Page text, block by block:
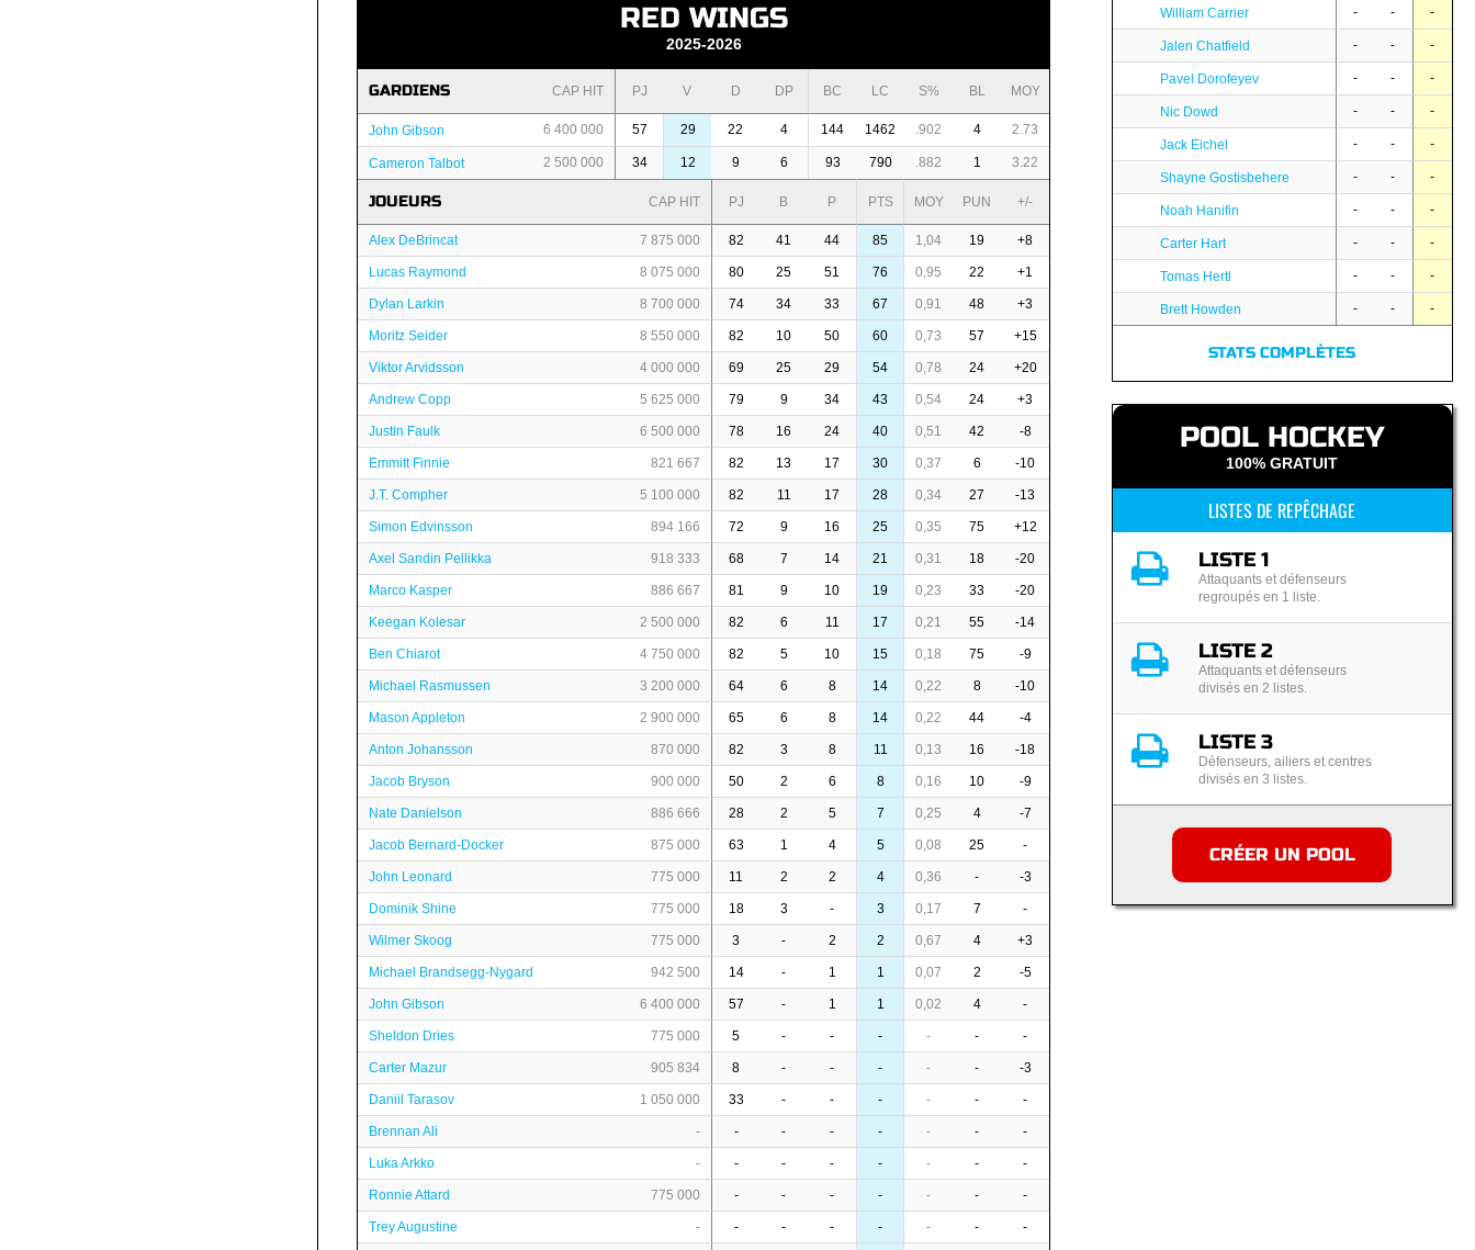
RED WINGS
2025-2026
GARDIENS CAP HIT PJ V D DP BC LC S% BL MOY
John Gibson 6 400 000 57 29 22 4 144 1462 .902 4 2.73
Cameron Talbot 2 500 000 34 12 9 6 93 790 .882 1 3.22
JOUEURS CAP HIT PJ B P PTS MOY PUN +/-
Alex DeBrincat 7 875 000 82 41 44 85 1,04 19 +8
Lucas Raymond 8 075 000 80 25 51 76 0,95 22 +1
Dylan Larkin 8 700 000 74 34 33 67 0,91 48 +3
Moritz Seider 8 550 000 82 10 50 60 0,73 57 +15
Viktor Arvidsson 4 000 000 69 25 29 54 0,78 24 +20
Andrew Copp 5 625 000 79 9 34 43 0,54 24 +3
Justin Faulk 6 500 000 78 16 24 40 0,51 42 -8
Emmitt Finnie 821 667 82 13 17 30 0,37 6 -10
J.T. Compher 5 100 000 82 11 17 28 0,34 27 -13
Simon Edvinsson 894 166 72 9 16 25 0,35 75 +12
Axel Sandin Pellikka 918 333 68 7 14 21 0,31 18 -20
Marco Kasper 886 667 81 9 10 19 0,23 33 -20
Keegan Kolesar 2 500 000 82 6 11 17 0,21 55 -14
Ben Chiarot 4 750 000 82 5 10 15 0,18 75 -9
Michael Rasmussen 3 200 000 64 6 8 14 0,22 8 -10
Mason Appleton 2 900 000 65 6 8 14 0,22 44 -4
Anton Johansson 870 000 82 3 8 11 0,13 16 -18
Jacob Bryson 900 000 50 2 6 8 0,16 10 -9
Nate Danielson 886 666 28 2 5 7 0,25 4 -7
Jacob Bernard-Docker 875 000 63 1 4 5 0,08 25 -
John Leonard 775 000 11 2 2 4 0,36 - -3
Dominik Shine 775 000 18 3 - 3 0,17 7 -
Wilmer Skoog 775 000 3 - 2 2 0,67 4 +3
Michael Brandsegg-Nygard 942 500 14 - 1 1 0,07 2 -5
John Gibson 6 400 000 57 - 1 1 0,02 4 -
Sheldon Dries 775 000 5 - - - - - -
Carter Mazur 905 834 8 - - - - - -3
Daniil Tarasov 1 050 000 33 - - - - - -
Brennan Ali - - - - - - - -
Luka Arkko - - - - - - - -
Ronnie Attard 775 000 - - - - - - -
Trey Augustine - - - - - - - -
William Carrier - - -
Jalen Chatfield - - -
Pavel Dorofeyev - - -
Nic Dowd - - -
Jack Eichel - - -
Shayne Gostisbehere - - -
Noah Hanifin - - -
Carter Hart - - -
Tomas Hertl - - -
Brett Howden - - -
STATS COMPLÈTES
POOL HOCKEY
100% GRATUIT
LISTES DE REPÊCHAGE
LISTE 1
Attaquants et défenseurs
regroupés en 1 liste.
LISTE 2
Attaquants et défenseurs
divisés en 2 listes.
LISTE 3
Défenseurs, ailiers et centres
divisés en 3 listes.
CRÉER UN POOL